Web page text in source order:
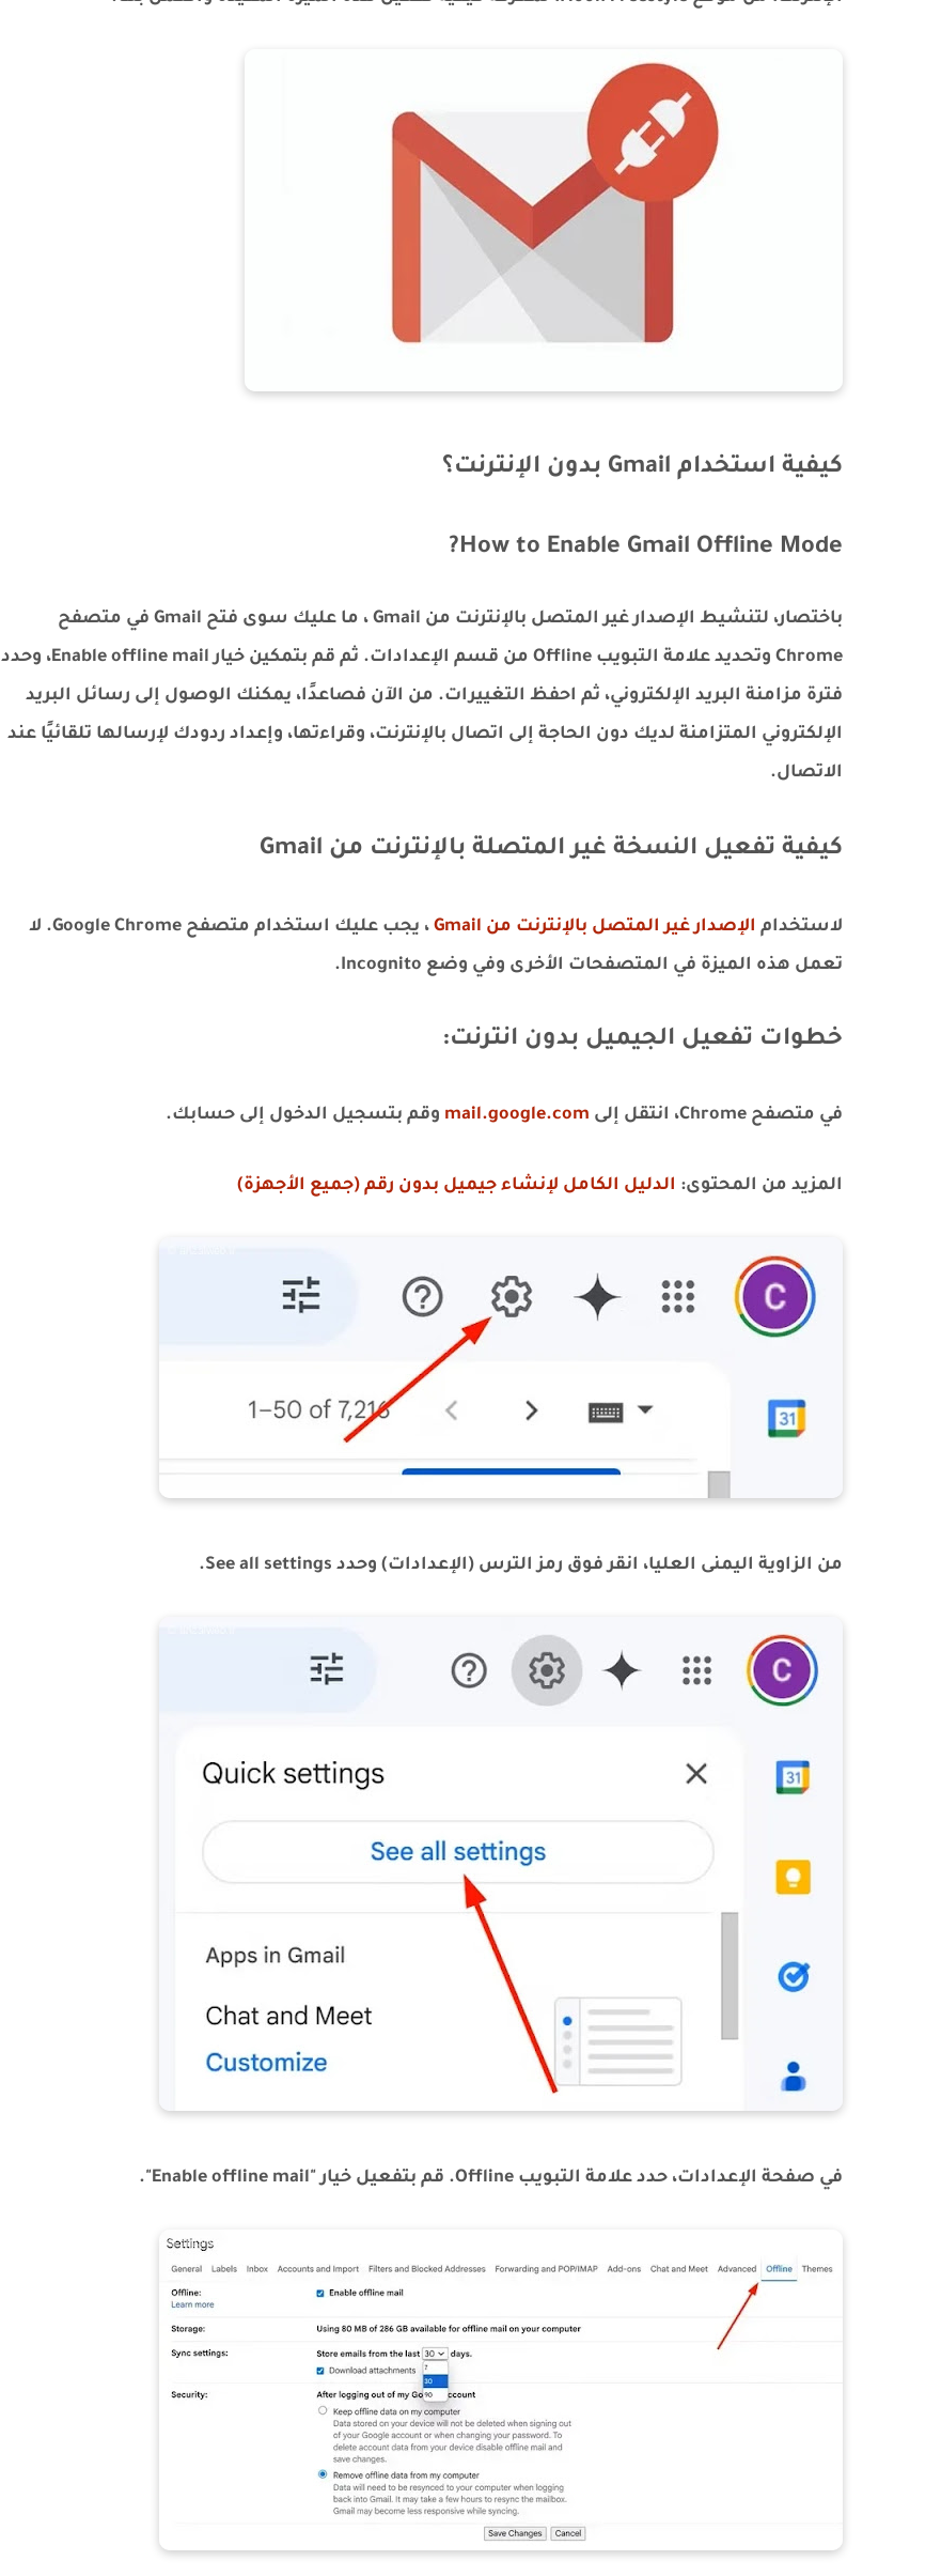
كيفية استخدام Gmail بدون الإنترنت؟
How to Enable Gmail Offline Mode?
باختصار، لتنشيط الإصدار غير المتصل بالإنترنت من Gmail ، ما عليك سوى فتح Gmail في متصفح
Chrome وتحديد علامة التبويب Offline من قسم الإعدادات. ثم قم بتمكين خيار Enable offline mail، وحدد
فترة مزامنة البريد الإلكتروني، ثم احفظ التغييرات. من الآن فصاعدًا، يمكنك الوصول إلى رسائل البريد
الإلكتروني المتزامنة لديك دون الحاجة إلى اتصال بالإنترنت، وقراءتها، وإعداد ردودك لإرسالها تلقائيًا عند
الاتصال.
كيفية تفعيل النسخة غير المتصلة بالإنترنت من Gmail
لاستخدام الإصدار غير المتصل بالإنترنت من Gmail
، يجب عليك استخدام متصفح Google Chrome. لا
تعمل هذه الميزة في المتصفحات الأخرى وفي وضع Incognito.
خطوات تفعيل الجيميل بدون انترنت:
في متصفح Chrome، انتقل إلى mail.google.com وقم بتسجيل الدخول إلى حسابك.
المزيد من المحتوى: الدليل الكامل لإنشاء جيميل بدون رقم (جميع الأجهزة)
من الزاوية اليمنى العليا، انقر فوق رمز الترس (الإعدادات) وحدد See all settings.
في صفحة الإعدادات، حدد علامة التبويب Offline. قم بتفعيل خيار "Enable offline mail".